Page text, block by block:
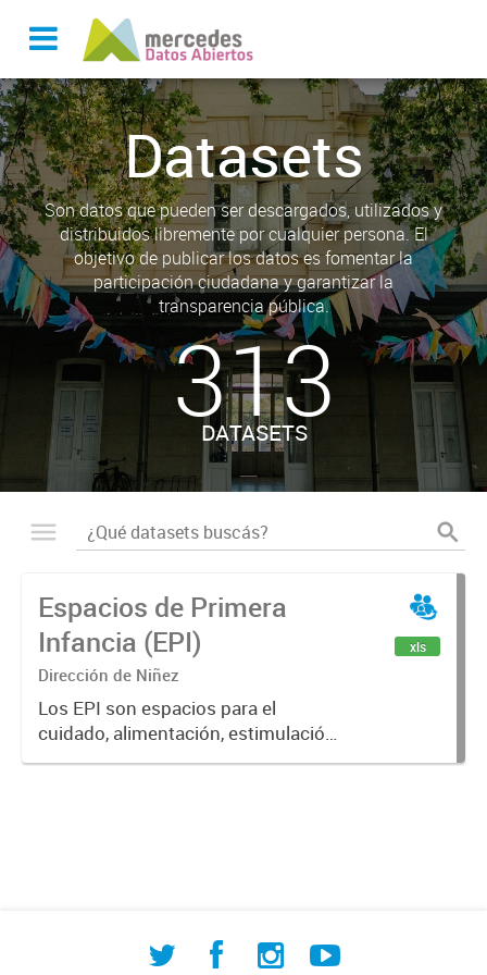
Datasets
Son datos que pueden ser descargados, utilizados y
distribuidos libremente por cualquier persona. El
objetivo de publicar los datos es fomentar la
participación ciudadana y garantizar la
transparencia pública.
313
DATASETS
Espacios de Primera
Infancia (EPI)
Dirección de Niñez
Los EPI son espacios para el
cuidado, alimentación, estimulación
y desarrollo de cientos de niños y
xls